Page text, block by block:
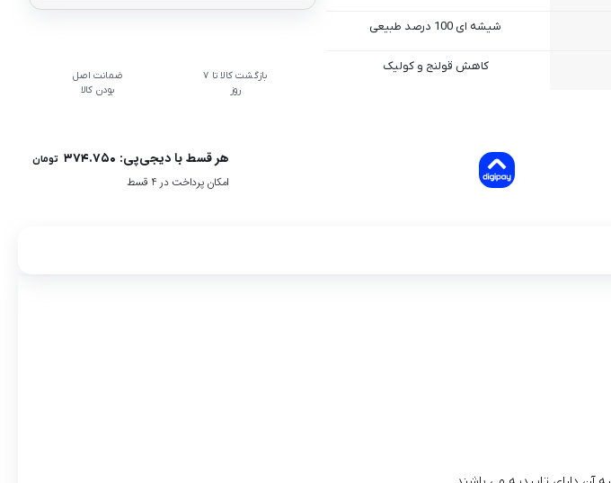
شیشه ای 100 درصد طبیعی
کاهش قولنج و کولیک
بازگشت کالا تا 7
روز
ضمانت اصل
بودن کالا
هر قسط با دیجی‌پی: ۳۷۴.۷۵۰ تومان
امکان پرداخت در 4 قسط